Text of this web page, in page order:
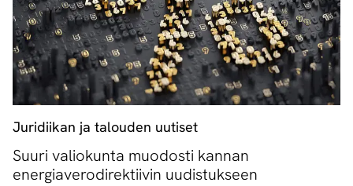
Juridiikan ja talouden uutiset
Suuri valiokunta muodosti kannan
energiaverodirektiivin uudistukseen